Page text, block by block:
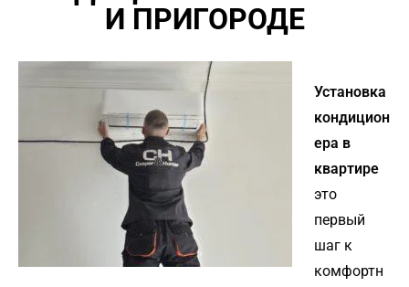
И ПРИГОРОДЕ
Установка
кондицион
ера в
квартире
это
первый
шаг к
комфортн